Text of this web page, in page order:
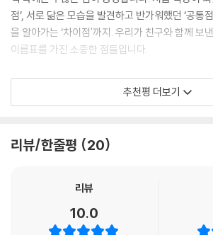
‘점’ 하나로 완성한 관계의 언어
『내 친구의 모든 점』은 ‘점’이라는 단어를 중심으
게 한다. 눈물점은 슬픔을 함께 나누는 마음을, 별
는 특별한 순간을 의미한다. 아이들에게 다소 추상
감정을 ‘점’이라는 쉽고 친숙한 언어로 풀어내며,
이 되듯, 친구와의 시간 역시 작은 순간들이 쌓여
친구를 좋아하는 마음 안에는
질투와 서운함도 함께 자란다
점’, 서로 닮은 모습을 발견하고 반가워했던 ‘공통
을 알아가는 ‘차이점'까지. 우리가 친구와 함께 보
이름표를 가진 소중한 점들입니다.
스티브 잡스는 이런 말을 한 적이 있습니다. “인생
며 연결할 수는 없다. 오직 뒤를 돌아볼 때만 그 점
어져 소중한 관계(선)를 만들고 있었음을 깨닫게 됩
물론 그 과정이 늘 즐겁기만 한 것은 아닙니다. 때로
하지만 이 책은 우리에게 말해 줍니다. 기쁜 일, 슬
추천평 더보기
리뷰/한줄평 20
리뷰
10.0